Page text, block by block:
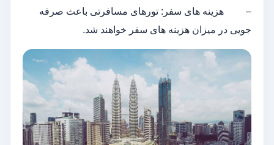
– هزینه های سفر: تورهای مسافرتی باعث صرفه
جویی در میزان هزینه های سفر خواهند شد.